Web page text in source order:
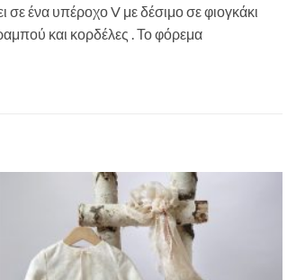
ένα υπέροχο V με δέσιμο σε φιογκάκι
και κορδέλες . Το φόρεμα